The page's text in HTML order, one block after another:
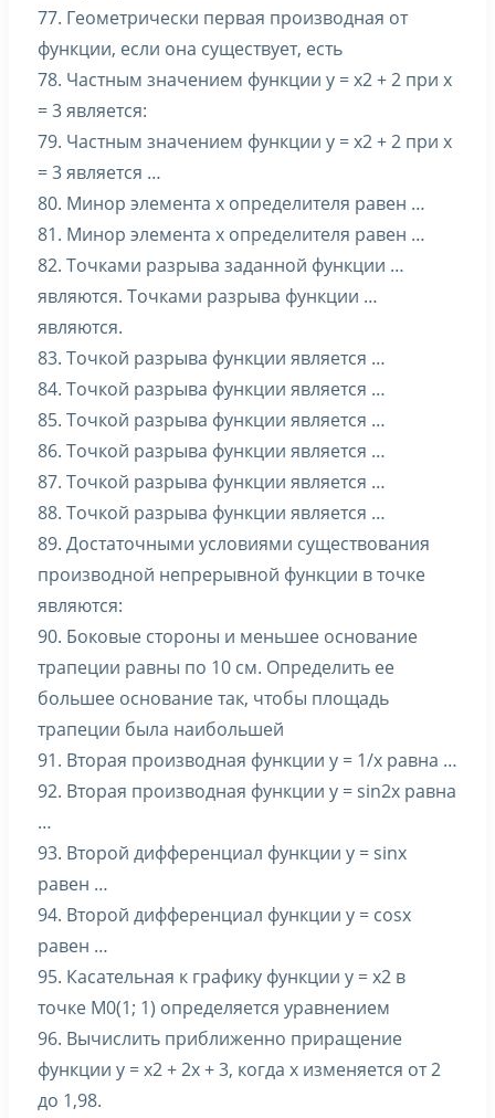
77. Геометрически первая производная от
функции, если она существует, есть
78. Частным значением функции y = x2 + 2 при x
= 3 является:
79. Частным значением функции y = x2 + 2 при x
= 3 является …
80. Минор элемента x определителя равен …
81. Минор элемента x определителя равен …
82. Точками разрыва заданной функции …
являются. Точками разрыва функции …
являются.
83. Точкой разрыва функции является …
84. Точкой разрыва функции является …
85. Точкой разрыва функции является …
86. Точкой разрыва функции является …
87. Точкой разрыва функции является …
88. Точкой разрыва функции является …
89. Достаточными условиями существования
производной непрерывной функции в точке
являются:
90. Боковые стороны и меньшее основание
трапеции равны по 10 см. Определить ее
большее основание так, чтобы площадь
трапеции была наибольшей
91. Вторая производная функции y = 1/x равна …
92. Вторая производная функции y = sin2x равна
…
93. Второй дифференциал функции y = sinx
равен …
94. Второй дифференциал функции y = cosx
равен …
95. Касательная к графику функции y = x2 в
точке M0(1; 1) определяется уравнением
96. Вычислить приближенно приращение
функции y = x2 + 2x + 3, когда x изменяется от 2
до 1,98.